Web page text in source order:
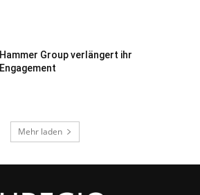
Hammer Group verlängert ihr
Engagement
Mehr laden